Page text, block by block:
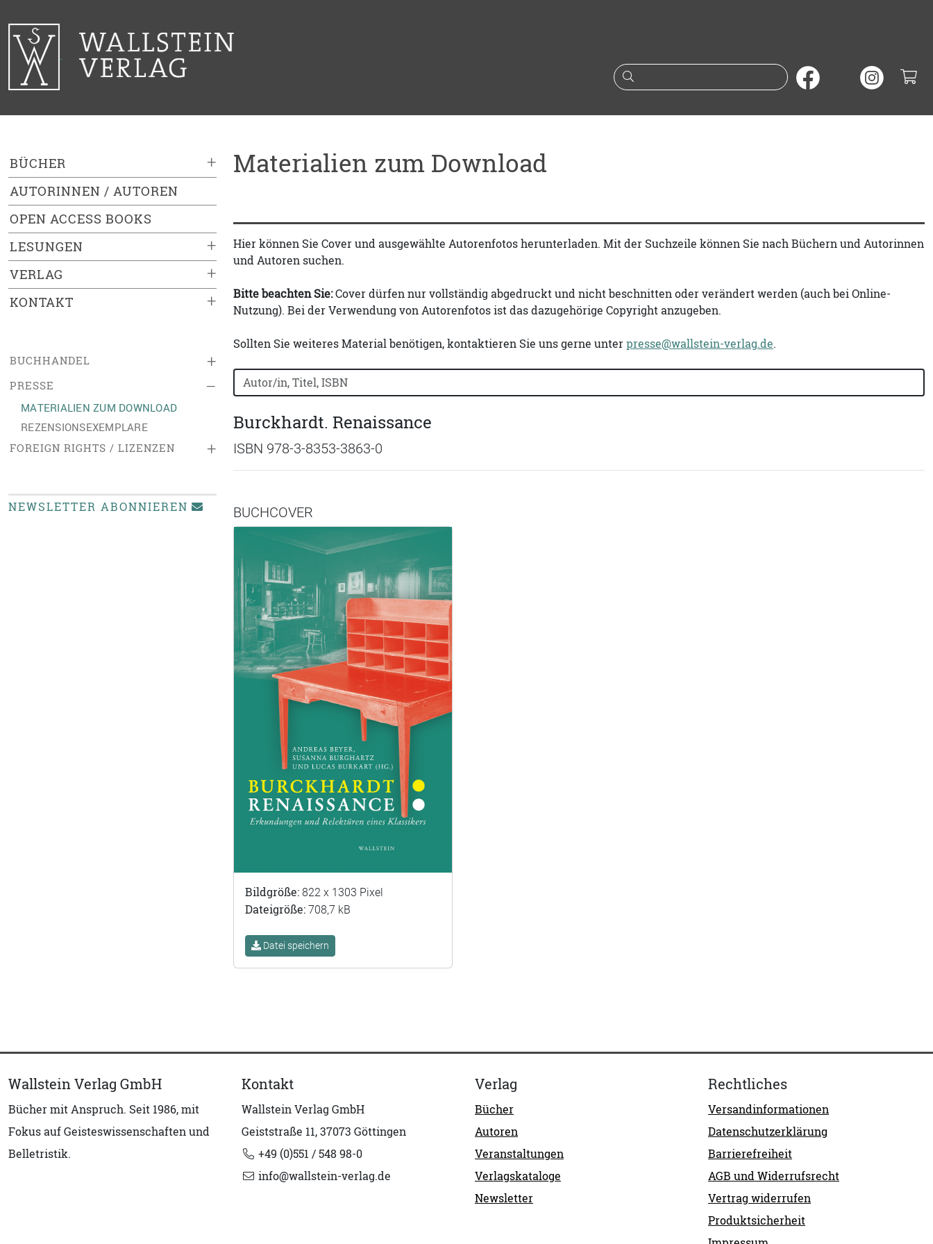
Suche nach Büchern oder
+
BÜCHER
AUTORINNEN / AUTOREN
OPEN ACCESS BOOKS
+
LESUNGEN
+
VERLAG
+
KONTAKT
+
BUCHHANDEL
–
PRESSE
MATERIALIEN ZUM DOWNLOAD
REZENSIONSEXEMPLARE
+
FOREIGN RIGHTS / LIZENZEN
NEWSLETTER ABONNIEREN
Materialien zum Download
Hier können Sie Cover und ausgewählte Autorenfotos herunterladen. Mit der Suchzeile können Sie nach Büchern und Autorinnen
und Autoren suchen.
Bitte beachten Sie:Cover dürfen nur vollständig abgedruckt und nicht beschnitten oder verändert werden (auch bei Online-
Nutzung). Bei der Verwendung von Autorenfotos ist das dazugehörige Copyright anzugeben.
Sollten Sie weiteres Material benötigen, kontaktieren Sie uns gerne unterpresse@wallstein-verlag.de.
Bücher nach Buchtitel, Autorennamen oder ISBN suchen:
Burckhardt. Renaissance
ISBN 978-3-8353-3863-0
BUCHCOVER
Bildgröße: 822 x 1303 Pixel
Dateigröße: 708,7 kB
Datei speichern
Wallstein Verlag GmbH
Bücher mit Anspruch. Seit 1986, mit
Fokus auf Geisteswissenschaften und
Belletristik.
Kontakt
Wallstein Verlag GmbH
Geiststraße 11, 37073 Göttingen
+49 (0)551 / 548 98-0
info@wallstein-verlag.de
Verlag
Bücher
Autoren
Veranstaltungen
Verlagskataloge
Newsletter
Rechtliches
Versandinformationen
Datenschutzerklärung
Barrierefreiheit
AGB und Widerrufsrecht
Vertrag widerrufen
Produktsicherheit